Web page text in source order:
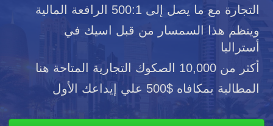
التجارة مع ما يصل إلى 500:1 الرافعة المالية
وينظم هذا السمسار من قبل اسيك في
أستراليا
أكثر من 10,000 الصكوك التجارية المتاحة هنا
المطالبة بمكافاه $500 علي إيداعك الأول